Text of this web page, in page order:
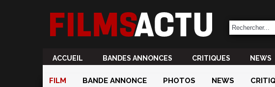
ACCUEIL BANDES ANNONCES CRITIQUES NEWS
FILM BANDE ANNONCE PHOTOS NEWS